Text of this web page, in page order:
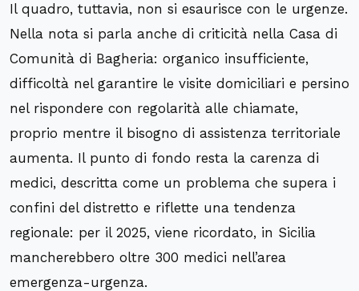
Il quadro, tuttavia, non si esaurisce con le urgenze.
Nella nota si parla anche di criticità nella Casa di
Comunità di Bagheria: organico insufficiente,
difficoltà nel garantire le visite domiciliari e persino
nel rispondere con regolarità alle chiamate,
proprio mentre il bisogno di assistenza territoriale
aumenta. Il punto di fondo resta la carenza di
medici, descritta come un problema che supera i
confini del distretto e riflette una tendenza
regionale: per il 2025, viene ricordato, in Sicilia
mancherebbero oltre 300 medici nell’area
emergenza-urgenza.